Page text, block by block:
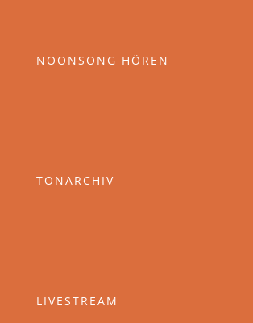
NOONSONG HÖREN
TONARCHIV
LIVESTREAM